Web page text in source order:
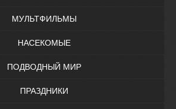
МУЛЬТФИЛЬМЫ
НАСЕКОМЫЕ
ПОДВОДНЫЙ МИР
ПРАЗДНИКИ